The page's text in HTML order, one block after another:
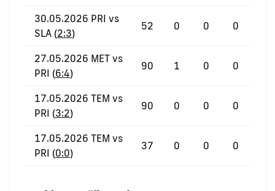
30.05.2026 PRI vs
SLA (2:3)
52 0 0 0
27.05.2026 MET vs
PRI (6:4)
90 1 0 0
17.05.2026 TEM vs
PRI (3:2)
90 0 0 0
17.05.2026 TEM vs
PRI (0:0)
37 0 0 0